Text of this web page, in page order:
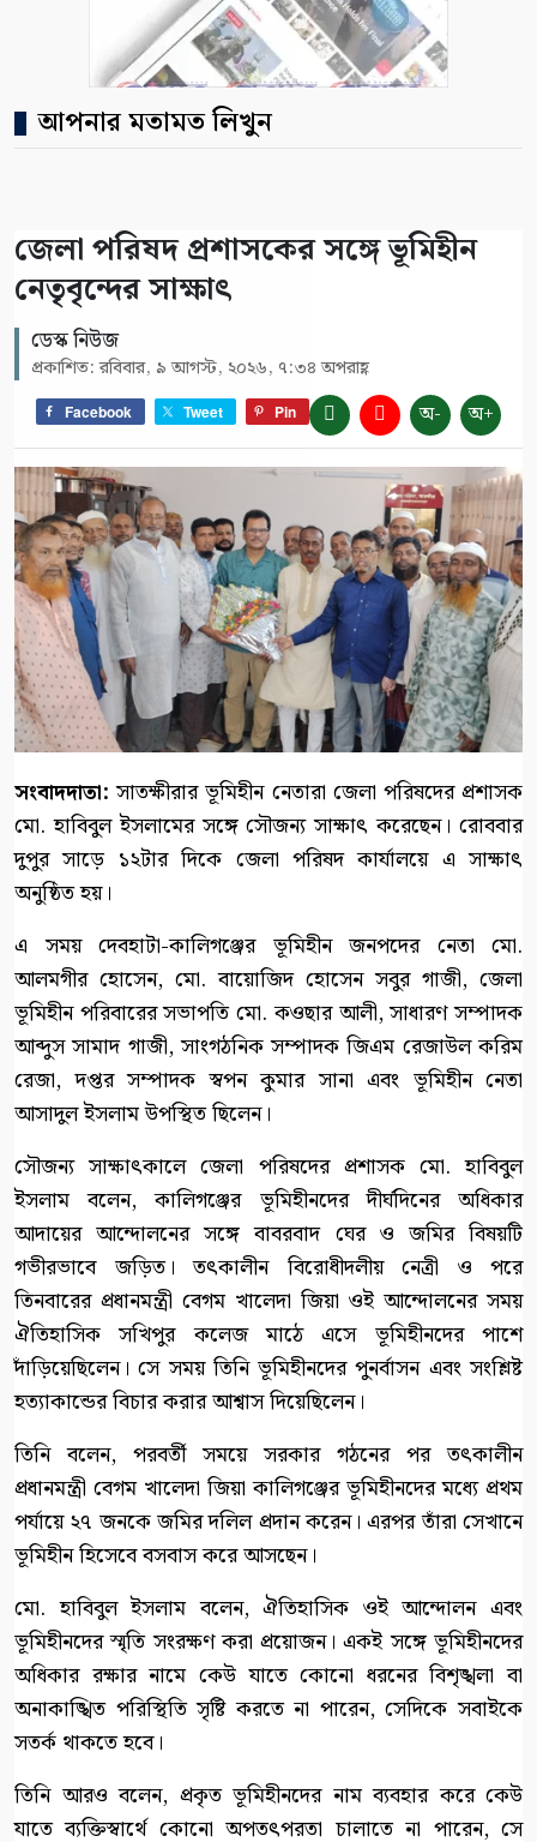
আপনার মতামত লিখুন
জেলা পরিষদ প্রশাসকের সঙ্গে ভূমিহীন
নেতৃবৃন্দের সাক্ষাৎ
ডেস্ক নিউজ
প্রকাশিত: রবিবার, ৯ আগস্ট, ২০২৬, ৭:৩৪ অপরাহ্ণ
Facebook Tweet Pin অ- অ+
সংবাদদাতা: সাতক্ষীরার ভূমিহীন নেতারা জেলা পরিষদের প্রশাসক
মো. হাবিবুল ইসলামের সঙ্গে সৌজন্য সাক্ষাৎ করেছেন। রোববার
দুপুর সাড়ে ১২টার দিকে জেলা পরিষদ কার্যালয়ে এ সাক্ষাৎ
অনুষ্ঠিত হয়।
এ সময় দেবহাটা-কালিগঞ্জের ভূমিহীন জনপদের নেতা মো.
আলমগীর হোসেন, মো. বায়োজিদ হোসেন সবুর গাজী, জেলা
ভূমিহীন পরিবারের সভাপতি মো. কওছার আলী, সাধারণ সম্পাদক
আব্দুস সামাদ গাজী, সাংগঠনিক সম্পাদক জিএম রেজাউল করিম
রেজা, দপ্তর সম্পাদক স্বপন কুমার সানা এবং ভূমিহীন নেতা
আসাদুল ইসলাম উপস্থিত ছিলেন।
সৌজন্য সাক্ষাৎকালে জেলা পরিষদের প্রশাসক মো. হাবিবুল
ইসলাম বলেন, কালিগঞ্জের ভূমিহীনদের দীর্ঘদিনের অধিকার
আদায়ের আন্দোলনের সঙ্গে বাবরবাদ ঘের ও জমির বিষয়টি
গভীরভাবে জড়িত। তৎকালীন বিরোধীদলীয় নেত্রী ও পরে
তিনবারের প্রধানমন্ত্রী বেগম খালেদা জিয়া ওই আন্দোলনের সময়
ঐতিহাসিক সখিপুর কলেজ মাঠে এসে ভূমিহীনদের পাশে
দাঁড়িয়েছিলেন। সে সময় তিনি ভূমিহীনদের পুনর্বাসন এবং সংশ্লিষ্ট
হত্যাকান্ডের বিচার করার আশ্বাস দিয়েছিলেন।
তিনি বলেন, পরবর্তী সময়ে সরকার গঠনের পর তৎকালীন
প্রধানমন্ত্রী বেগম খালেদা জিয়া কালিগঞ্জের ভূমিহীনদের মধ্যে প্রথম
পর্যায়ে ২৭ জনকে জমির দলিল প্রদান করেন। এরপর তাঁরা সেখানে
ভূমিহীন হিসেবে বসবাস করে আসছেন।
মো. হাবিবুল ইসলাম বলেন, ঐতিহাসিক ওই আন্দোলন এবং
ভূমিহীনদের স্মৃতি সংরক্ষণ করা প্রয়োজন। একই সঙ্গে ভূমিহীনদের
অধিকার রক্ষার নামে কেউ যাতে কোনো ধরনের বিশৃঙ্খলা বা
অনাকাঙ্খিত পরিস্থিতি সৃষ্টি করতে না পারেন, সেদিকে সবাইকে
সতর্ক থাকতে হবে।
তিনি আরও বলেন, প্রকৃত ভূমিহীনদের নাম ব্যবহার করে কেউ
যাতে ব্যক্তিস্বার্থে কোনো অপতৎপরতা চালাতে না পারেন, সে